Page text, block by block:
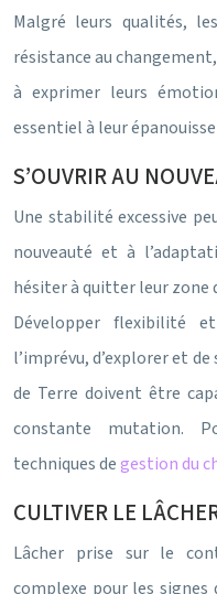
Malgré leurs qualités,
résistance au
à exprimer leurs
essentiel à leur
S’OUVRIR AU
Une stabilité excessive
nouveauté et à
hésiter à quitter leur zone
Développer flexibilité
l’imprévu, d’explorer et
de Terre doivent être
constante mutation.
techniques degestion du
CULTIVER LE
Lâcher prise sur le
complexe pour les